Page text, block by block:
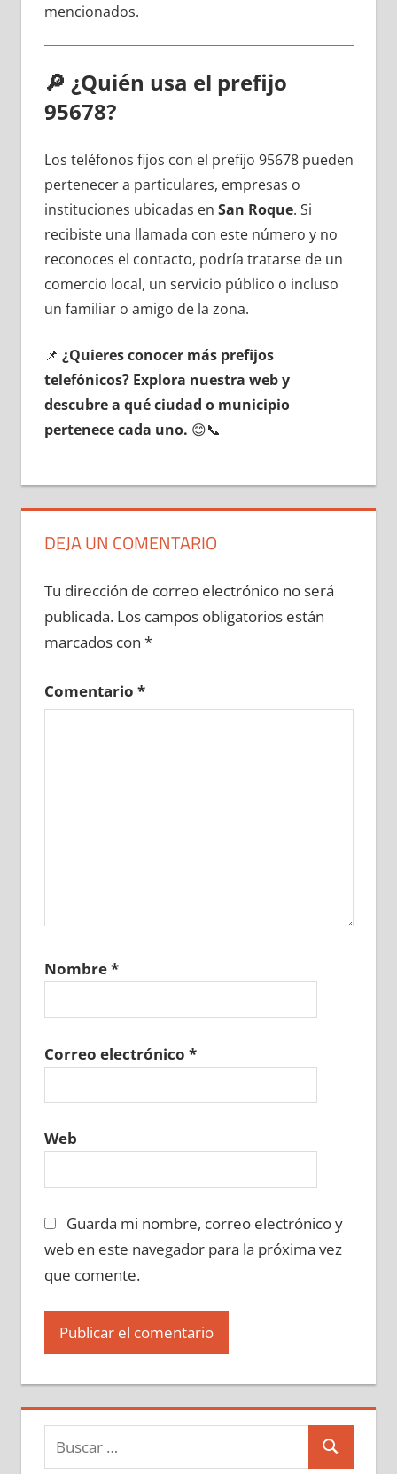
mencionados.
🔎 ¿Quién usa el prefijo
95678?
Los teléfonos fijos сοn el prefijo 95678 pueden
pertenecer а particulares, empresas ο
instituciones ubicadas en San Roque. Si
recibiste una llamada сοn еstе número у no
reconoces el contacto, podría tratarse dе un
comercio local, un servicio público ο incluso
un familiar ο amigo dе la zona.
📌 ¿Quieres conocer mа́s prefijos
telefónicos? Explora nuestra web у
descubre а qué ciudad ο municipio
pertenece cada uno. 😊📞
DEJA UN COMENTARIO
Tu dirección de correo electrónico no será
publicada. Los campos obligatorios están
marcados con *
Comentario *
Nombre*
Correo electrónico *
Web
Guarda mi nombre, correo electrónico y
web en este navegador para la próxima vez
que comente.
Buscar